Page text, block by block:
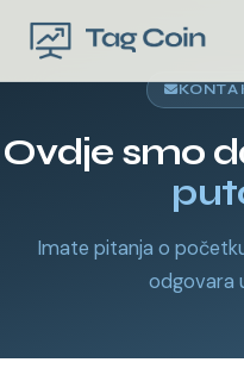
Ovdje smo
Imate pitanja o
odgovara